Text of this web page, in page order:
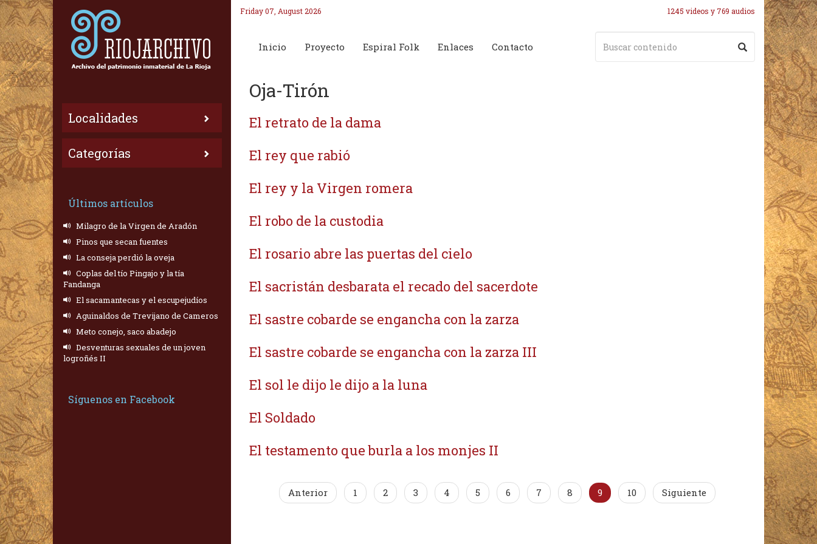
Localidades
Categorías
Últimos artículos
Milagro de la Virgen de Aradón
Pinos que secan fuentes
La conseja perdió la oveja
Coplas del tío Pingajo y la tía
Fandanga
El sacamantecas y el escupejudíos
Aguinaldos de Trevijano de Cameros
Meto conejo, saco abadejo
Desventuras sexuales de un joven
logroñés II
Síguenos en Facebook
Friday 07, August 2026 1245 videos y 769 audios
Inicio Proyecto Espiral Folk Enlaces Contacto
Oja-Tirón
El retrato de la dama
El rey que rabió
El rey y la Virgen romera
El robo de la custodia
El rosario abre las puertas del cielo
El sacristán desbarata el recado del sacerdote
El sastre cobarde se engancha con la zarza
El sastre cobarde se engancha con la zarza III
El sol le dijo le dijo a la luna
El Soldado
El testamento que burla a los monjes II
Anterior 1 2 3 4 5 6 7 8 9 10 Siguiente